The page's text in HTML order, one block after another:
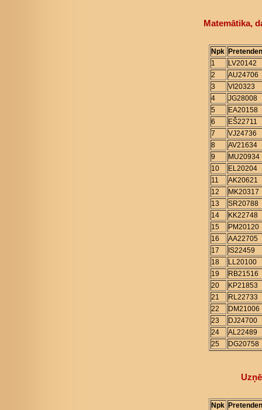
Matemātika,
Npk
1
LV20142
2
AU24706
3
VI20323
4
JG28008
5
EA20158
6
EŠ22711
7
VJ24736
8
AV21634
9
MU20934
10
EL20204
11
AK20621
12
MK20317
13
SR20788
14
KK22748
15
PM20120
16
AA22705
17
IS22459
18
LL20100
19
RB21516
20
KP21853
21
RL22733
22
DM21006
23
DJ24700
24
AL22489
25
DG20758
Npk